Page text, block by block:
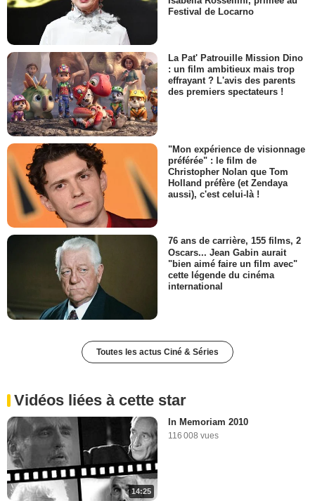
Festival de Locarno
La Pat' Patrouille Mission Dino
: un film ambitieux mais trop
effrayant ? L'avis des parents
des premiers spectateurs !
"Mon expérience de visionnage
préférée" : le film de
Christopher Nolan que Tom
Holland préfère (et Zendaya
aussi), c'est celui-là !
76 ans de carrière, 155 films, 2
Oscars... Jean Gabin aurait
"bien aimé faire un film avec"
cette légende du cinéma
international
Toutes les actus Ciné & Séries
Vidéos liées à cette star
14:25
In Memoriam 2010
116 008 vues